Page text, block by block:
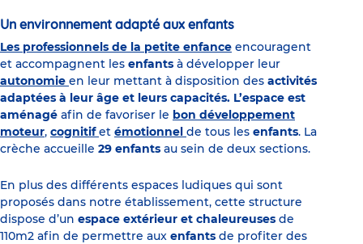
Un environnement adapté aux enfants
Les professionnels de la petite enfance encouragent
et accompagnent les enfants à développer leur
autonomie en leur mettant à disposition des activités
adaptées à leur âge et leurs capacités. L’espace est
aménagé afin de favoriser le bon développement
moteur, cognitifet émotionnel de tous les enfants. La
crèche accueille 29 enfants au sein de deux sections.
En plus des différents espaces ludiques qui sont
proposés dans notre établissement, cette structure
dispose d’un espace extérieur et chaleureuses de
110m2 afin de permettre aux enfants de profiter des